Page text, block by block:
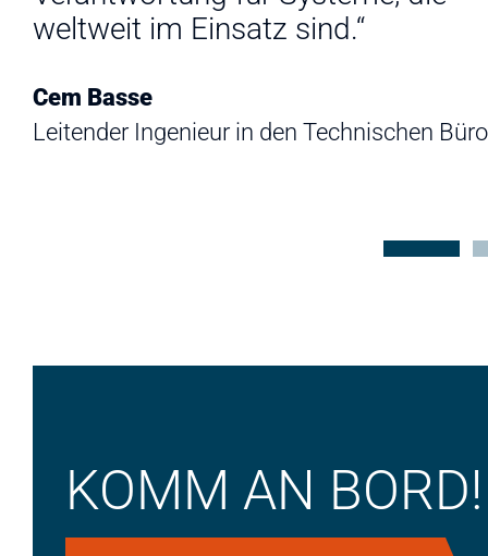
weltweit im Einsatz sind.“
Cem Basse
Leitender Ingenieur in den Technischen
KOMM AN BORD!